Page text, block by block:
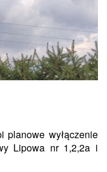
planowe wyłączenie
Lipowa nr 1,2,2a i